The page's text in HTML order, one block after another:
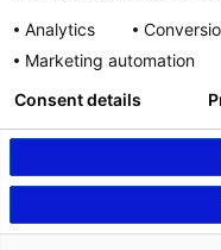
Innhold beskyttet av ©
Analytics
Marketing automation
Consent details